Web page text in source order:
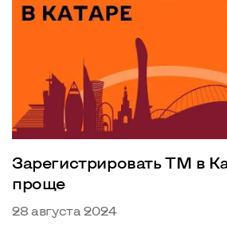
Зарегистрировать ТМ в
проще
28 августа 2024